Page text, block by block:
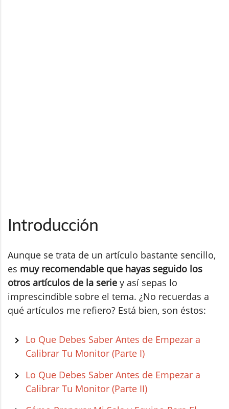
Introducción
Aunque se trata de un artículo bastante sencillo,
es muy recomendable que hayas seguido los
otros artículos de la serie y así sepas lo
imprescindible sobre el tema. ¿No recuerdas a
qué artículos me refiero? Está bien, son éstos:
Lo Que Debes Saber Antes de Empezar a
Calibrar Tu Monitor (Parte I)
Lo Que Debes Saber Antes de Empezar a
Calibrar Tu Monitor (Parte II)